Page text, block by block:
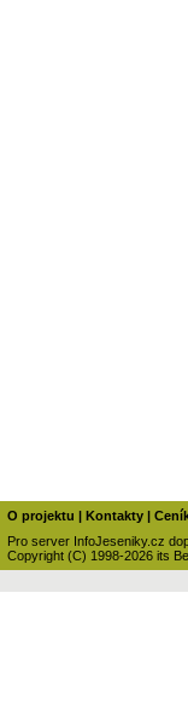
O projektu | Kontakty |
Pro server InfoJeseniky.cz
Copyright (C) 1998-2026 its